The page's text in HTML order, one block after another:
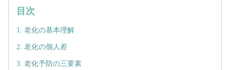
目次
1. 老化の基本理解
2. 老化の個人差
3. 老化予防の三要素